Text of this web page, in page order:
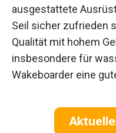
ausgestattete
Seil sicher zufrieden
Qualität mit hohem
insbesondere für
Wakeboarder eine